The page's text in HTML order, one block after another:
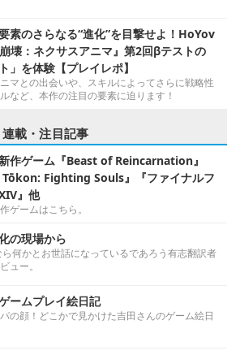
素のさらなる“進化”を目撃せよ！HoYov
壊：ネクサスアニマ』第2回βテストの
」を体験【プレイレポ】
マとの出会いや、スキルによってさらに戦略性
など、本作の注目の要素に迫ります！
連載・注目記事
作ゲーム『Beast of Reincarnation』
Tōkon: Fighting Souls』『ファイナルフ
』他
ゲームはこちら。
の現場から
ら何かとお世話になっているであろう有志翻訳者
ュー。
ームプレイ絵日記
の顔！どこかで見かけた吉田さんのゲーム絵日